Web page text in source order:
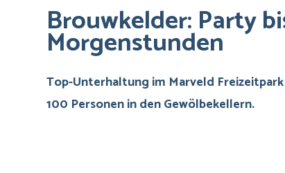
Brouwkelder: Party
Morgenstunden
Top-Unterhaltung im Marveld
100 Personen in den Gewölbekellern.